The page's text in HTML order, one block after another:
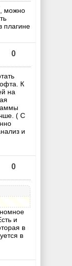
можно
плагине
0
К
на
( С
и
0
и
в
в